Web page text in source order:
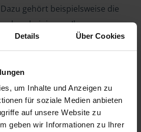
Details Über Cookies
um Inhalte und Anzeigen zu
für soziale Medien anbieten
auf unsere Website zu
geben wir Informationen zu Ihrer
gehört beispielsweise die
Ihre
der Rentenbescheid oder
das Kindergeld.
können und keinen der
stellen wir Ihnen hier eine
Beamte, Auszubildende und
zur Verfügung.